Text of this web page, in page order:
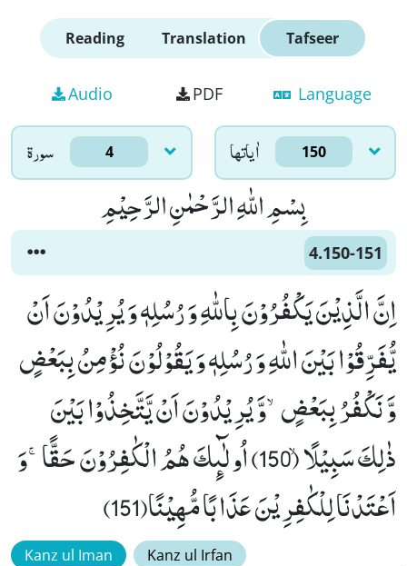
Reading Translation Tafseer
Audio PDF Language
سورۃ 4 اٰياتها 150
بِسْمِ اللّٰهِ الرَّحْمٰنِ الرَّحِیْمِ
4.150-151
اِنَّ الَّذِیْنَ یَكْفُرُوْنَ بِاللّٰهِ وَ رُسُلِهٖ وَ یُرِیْدُوْنَ اَنْ
یُّفَرِّقُوْا بَیْنَ اللّٰهِ وَ رُسُلِهٖ وَ یَقُوْلُوْنَ نُؤْمِنُ بِبَعْضٍ
وَّ نَكْفُرُ بِبَعْضٍۙ-وَّ یُرِیْدُوْنَ اَنْ یَّتَّخِذُوْا بَیْنَ
ذٰلِكَ سَبِیْلًاۙ (150) اُولٰٓىٕكَ هُمُ الْكٰفِرُوْنَ حَقًّاۚ-وَ
اَعْتَدْنَا لِلْكٰفِرِیْنَ عَذَابًا مُّهِیْنًا(151)
Kanz ul Iman Kanz ul Irfan